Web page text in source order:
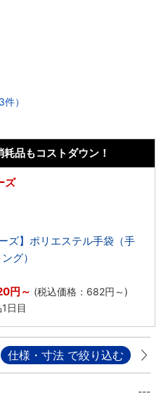
）
品もコストダウン！
ズ
ズ】ポリエステル手袋（手
グ）
円 ～ (税込価格： 682円 ～)
日目
仕様・寸法 で絞り込む
---